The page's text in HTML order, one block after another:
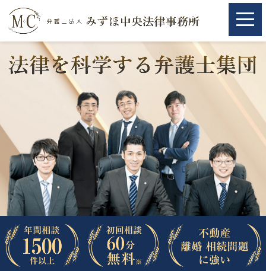
ホーム
相続・遺言
離婚（夫婦間トラブル）
企業法務
労働問題（解雇，残業等）
刑事弁護
交通事故
ホーム
相続・遺言
離婚（夫婦間トラブル）
企業法務
労働問題（解雇，残業等）
刑事弁護
交通事故